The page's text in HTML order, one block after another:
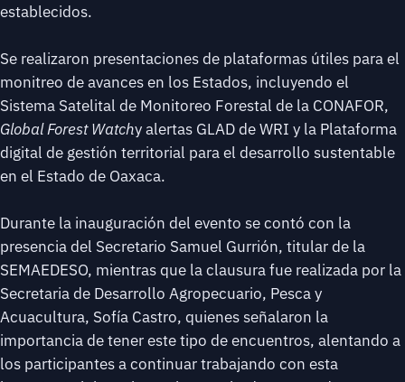
establecidos.
Se realizaron presentaciones de plataformas útiles para el
monitreo de avances en los Estados, incluyendo el
Sistema Satelital de Monitoreo Forestal de la CONAFOR,
GlobalForest Watchy alertas GLAD de WRI y la Plataforma
digital de gestión territorial para el desarrollo sustentable
en el Estado de Oaxaca.
Durante la inauguración del evento se contó con la
presencia del Secretario Samuel Gurrión, titular de la
SEMAEDESO, mientras que la clausura fue realizada por la
Secretaria de Desarrollo Agropecuario, Pesca y
Acuacultura, Sofía Castro, quienes señalaron la
importancia de tener este tipo de encuentros, alentando a
los participantes a continuar trabajando con esta